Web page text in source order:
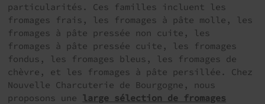
particularités. Ces familles incluent les
fromages frais, les fromages à pâte molle, les
fromages à pâte pressée non cuite, les
fromages à pâte pressée cuite, les fromages
fondus, les fromages bleus, les fromages de
chèvre, et les fromages à pâte persillée. Chez
Nouvelle Charcuterie de Bourgogne, nous
proposons une large sélection de fromages